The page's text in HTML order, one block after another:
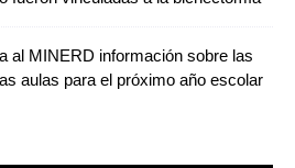
al MINERD información sobre las
aulas para el próximo año escolar